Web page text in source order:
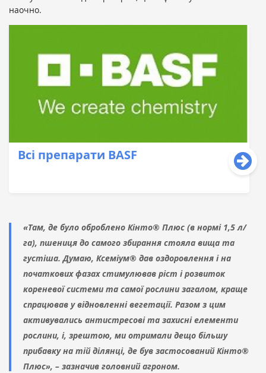
наочно.
Всі препарати BASF
«Там, де було оброблено Кінто® Плюс (в нормі 1,5 л/
га), пшениця до самого збирання стояла вища та
густіша. Думаю, Ксеміум® дав оздоровлення і на
початкових фазах стимулював ріст і розвиток
кореневої системи та самої рослини загалом, краще
спрацював у відновленні вегетації. Разом з цим
активувались антистресові та захисні елементи
рослини, і, зрештою, ми отримали дещо більшу
прибавку на тій ділянці, де був застосований Кінто®
Плюс», – зазначив головний агроном.